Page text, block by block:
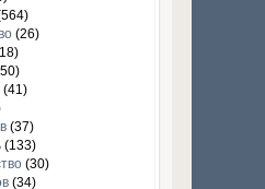
(26)
(41)
(37)
(133)
(30)
(34)